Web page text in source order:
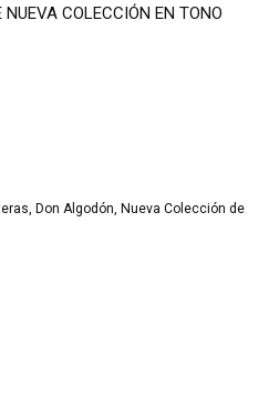
COLECCIÓN EN TONO
, Don Algodón, Nueva Colección de